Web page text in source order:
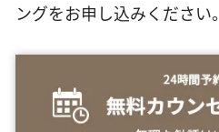
ングをお申し込みください。